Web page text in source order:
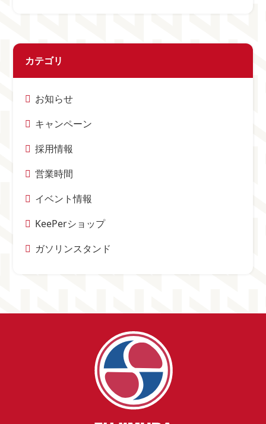
カテゴリ
お知らせ
キャンペーン
採用情報
営業時間
イベント情報
KeePerショップ
ガソリンスタンド